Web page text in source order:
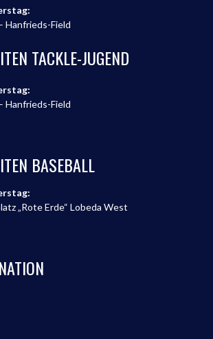
Hanfrieds-Field
TACKLE-JUGEND
Hanfrieds-Field
BASEBALL
„Rote Erde“ Lobeda West